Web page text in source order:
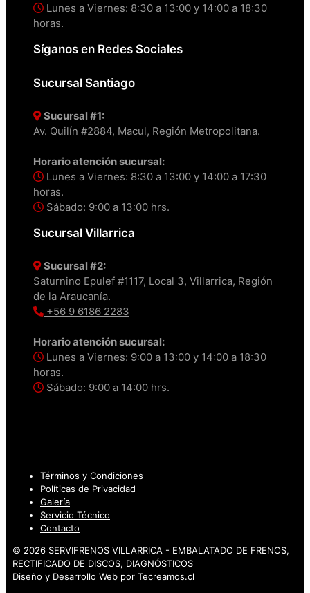
Lunes a Viernes: 8:30 a 13:00 y 14:00 a 18:30
horas.
Síganos en Redes Sociales
Sucursal Santiago
Sucursal #1:
Av. Quilín #2884, Macul, Región Metropolitana.
Horario atención sucursal:
Lunes a Viernes: 8:30 a 13:00 y 14:00 a 17:30
horas.
Sábado: 9:00 a 13:00 hrs.
Sucursal Villarrica
Sucursal #2:
Saturnino Epulef #1117, Local 3, Villarrica, Región
de la Araucanía.
+56 9 6186 2283
Horario atención sucursal:
Lunes a Viernes: 9:00 a 13:00 y 14:00 a 18:30
horas.
Sábado: 9:00 a 14:00 hrs.
Términos y Condiciones
Políticas de Privacidad
Galería
Servicio Técnico
Contacto
© 2026 SERVIFRENOS VILLARRICA - EMBALATADO DE FRENOS,
RECTIFICADO DE DISCOS, DIAGNÓSTICOS
Diseño y Desarrollo Web por Tecreamos.cl